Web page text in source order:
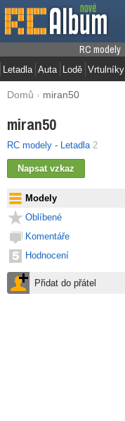
RC modely
Letadla Auta Lodě Vrtulníky
Domů › miran50
miran50
RC modely - Letadla 2
Modely
Oblíbené
Komentáře
Hodnocení